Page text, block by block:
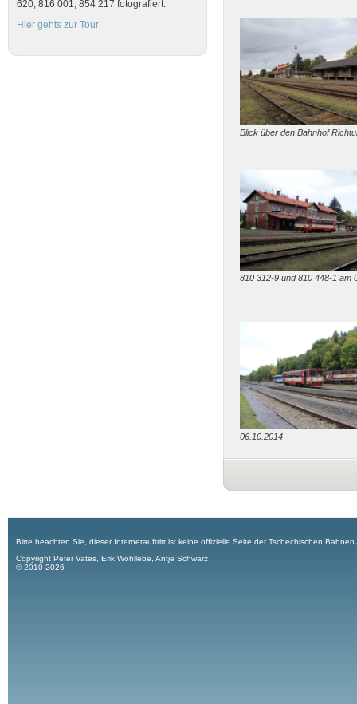
620, 816 001, 854 217 fotografiert.
Hier gehts zur Tour
Blick über den Bahnhof
810 312-9 und 810 448-1 am
06.10.2014
Bitte beachten Sie, dieser Internetauftritt ist keine offizielle Seite der Tschechischen
Copyright Peter Vates, Erik Wohllebe, Antje Schwarz
© 2010-2026